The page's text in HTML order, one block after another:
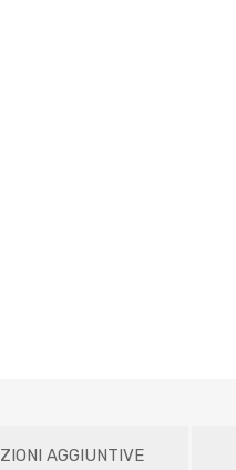
AGGIUNTIVE